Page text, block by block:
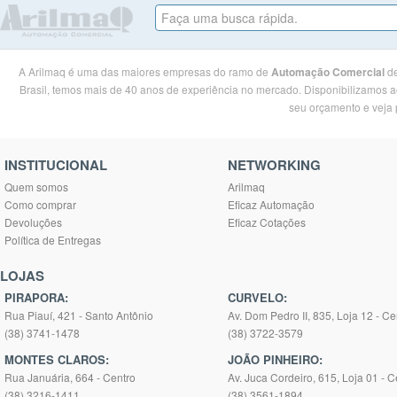
A Arilmaq é uma das maiores empresas do ramo de Automação Comercial
Brasil, temos mais de 40 anos de experiência no mercado. Disponibilizamos
seu orçamento e
INSTITUCIONAL
Quem somos
Como comprar
Devoluções
Política de Entregas
NETWORKING
Arilmaq
Eficaz Automação
Eficaz Cotações
LOJAS
PIRAPORA:
Rua Piauí, 421 - Santo Antônio
(38) 3741-1478
MONTES CLAROS:
Rua Januária, 664 - Centro
CURVELO:
Av. Dom Pedro II, 835, Loja 12 -
(38) 3722-3579
JOÃO PINHEIRO:
Av. Juca Cordeiro, 615, Loja 01 -